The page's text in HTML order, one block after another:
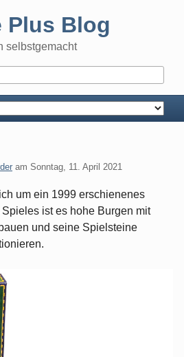
Plus Blog
selbstgemacht
am Sonntag, 11. April 2021
um ein 1999 erschienenes
ist es hohe Burgen mit
und seine Spielsteine